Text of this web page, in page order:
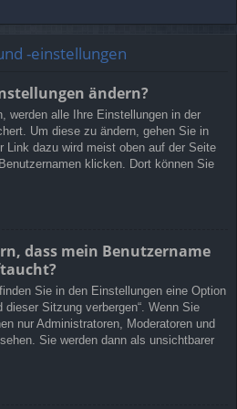
-einstellungen
ändern?
werden alle Ihre Einstellungen in der
Um diese zu ändern, gehen Sie in
Link dazu wird meist oben auf der Seite
klicken. Dort können Sie
dass mein Benutzername
Sie in den Einstellungen eine Option
dieser Sitzung verbergen“. Wenn Sie
nur Administratoren, Moderatoren und
Sie werden dann als unsichtbarer